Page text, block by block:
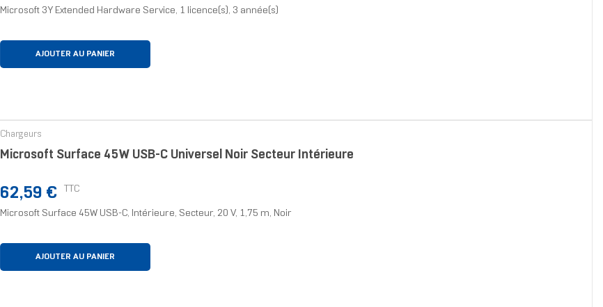
Microsoft 3Y Extended Hardware Service, 1 licence(s), 3 année(s)
AJOUTER AU PANIER
Chargeurs
Microsoft Surface 45W USB-C Universel Noir Secteur Intérieure
Prix
62,59 € TTC
Microsoft Surface 45W USB-C, Intérieure, Secteur, 20 V, 1,75 m, Noir
AJOUTER AU PANIER